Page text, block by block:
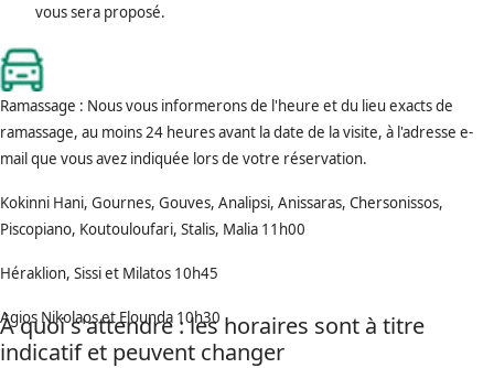
vous sera proposé.
Ramassage : Nous vous informerons de l'heure et du lieu exacts de
ramassage, au moins 24 heures avant la date de la visite, à l'adresse e-
mail que vous avez indiquée lors de votre réservation.
Kokinni Hani, Gournes, Gouves, Analipsi, Anissaras, Chersonissos,
Piscopiano, Koutouloufari, Stalis, Malia 11h00
Héraklion, Sissi et Milatos 10h45
Agios Nikolaos et Elounda 10h30
À quoi s'attendre : les horaires sont à titre
indicatif et peuvent changer